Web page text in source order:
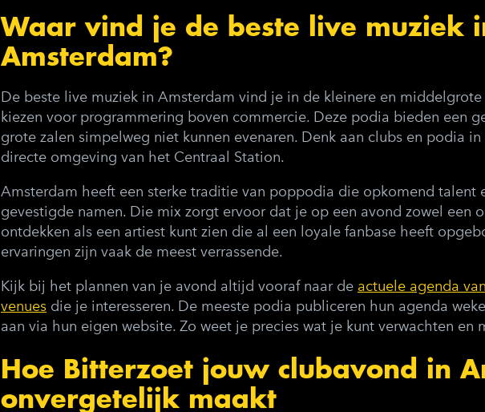
Waar vind je de beste live muziek
Amsterdam?
De beste live muziek in Amsterdam vind je in de kleinere en middelgrote
kiezen voor programmering boven commercie. Deze podia bieden een
grote zalen simpelweg niet kunnen evenaren. Denk aan clubs en podia
directe omgeving van het Centraal Station.
Amsterdam heeft een sterke traditie van poppodia die opkomend talent
gevestigde namen. Die mix zorgt ervoor dat je op een avond zowel een
ontdekken als een artiest kunt zien die al een loyale fanbase heeft
ervaringen zijn vaak de meest verrassende.
Kijk bij het plannen van je avond altijd vooraf naar de actuele agenda
venues die je interesseren. De meeste podia publiceren hun agenda
aan via hun eigen website. Zo weet je precies wat je kunt verwachten en
Hoe Bitterzoet jouw clubavond in
onvergetelijk maakt